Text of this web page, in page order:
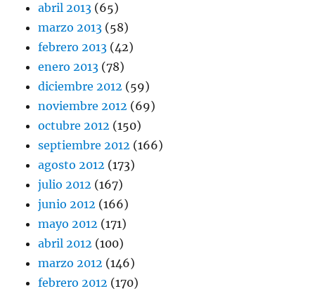
abril 2013 (65)
marzo 2013 (58)
febrero 2013 (42)
enero 2013 (78)
diciembre 2012 (59)
noviembre 2012 (69)
octubre 2012 (150)
septiembre 2012 (166)
agosto 2012 (173)
julio 2012 (167)
junio 2012 (166)
mayo 2012 (171)
abril 2012 (100)
marzo 2012 (146)
febrero 2012 (170)